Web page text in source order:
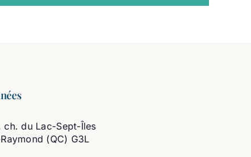
ch. du Lac-Sept-Îles
(QC) G3L